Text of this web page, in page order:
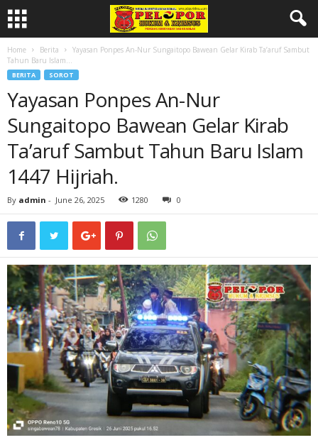
Home Berita
Yayasan Ponpes An-Nur Sungaitopo Bawean Gelar Kirab Ta’aruf Sambut
Tahun Baru Islam...
BERITA SOROT
Yayasan Ponpes An-Nur
Sungaitopo Bawean Gelar Kirab
Ta’aruf Sambut Tahun Baru Islam
1447 Hijriah.
By admin - June 26, 2025 1280 0